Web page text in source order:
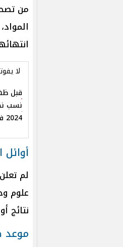
من
لا
قبل
نسب
2024 في 7 مواد
أوائل
علوم
نتائج
موعد